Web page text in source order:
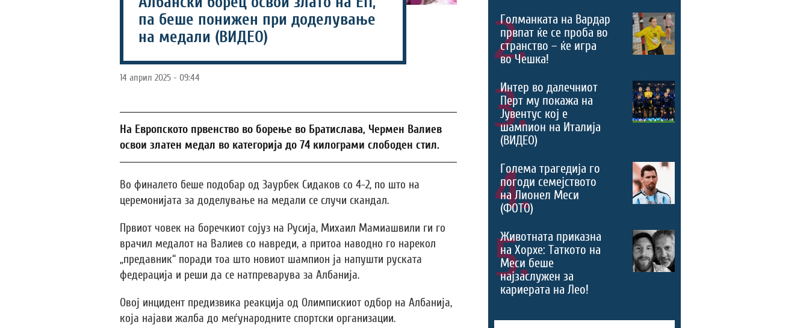
па беше понижен при доделување
на медали (ВИДЕО)
14 април 2025 - 09:44
На Европското првенство во борење во Братислава, Чермен Валиев
освои златен медал во категорија до 74 килограми слободен стил.
Во финалето беше подобар од Заурбек Сидаков со 4-2, по што на
церемонијата за доделување на медали се случи скандал.
Првиот човек на боречкиот сојуз на Русија, Михаил Мамиашвили ги го
врачил медалот на Валиев со навреди, а притоа наводно го нарекол
„предавник“ поради тоа што новиот шампион ја напушти руската
федерација и реши да се натпреварува за Албанија.
Овој инцидент предизвика реакција од Олимпискиот одбор на Албанија,
која најави жалба до меѓународните спортски организации.
2.
Голманката на Вардар
првпат ќе се проба во
странство – ќе игра
во Чешка!
3.
Интер во далечниот
Перт му покажа на
Јувентус кој е
шампион на Италија
(ВИДЕО)
4.
Голема трагедија го
погоди семејството
на Лионел Меси
(ФОТО)
5.
Животната приказна
на Хорхе: Таткото на
Меси беше
најзаслужен за
кариерата на Лео!